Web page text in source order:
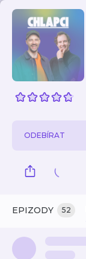
ODEBÍRAT
EPIZODY 52